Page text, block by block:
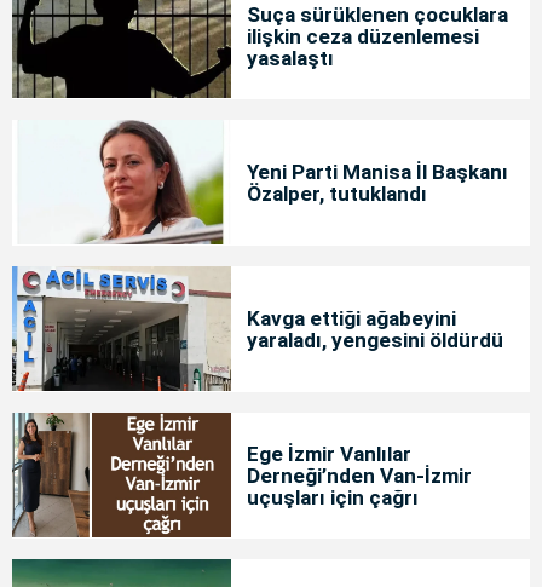
Suça sürüklenen çocuklara
ilişkin ceza düzenlemesi
yasalaştı
Yeni Parti Manisa İl Başkanı
Özalper, tutuklandı
Kavga ettiği ağabeyini
yaraladı, yengesini öldürdü
Ege İzmir Vanlılar
Derneği’nden Van-İzmir
uçuşları için çağrı